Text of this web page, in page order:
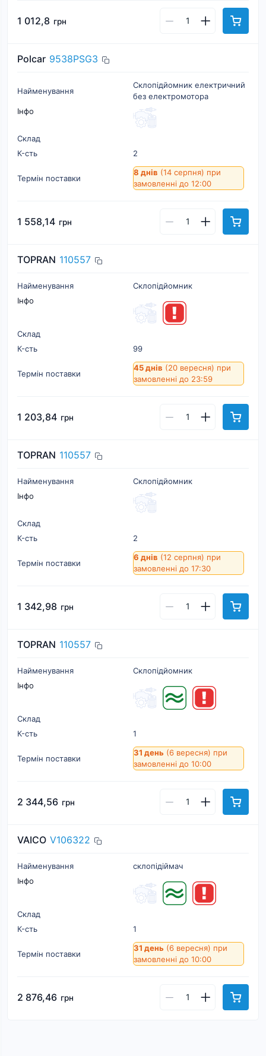
1 012,8 грн
Polcar 9538PSG3
Найменування
Склопідйомник електричний
без електромотора
Інфо
Склад
К-cть
2
Термін поставки
8 днів (14 серпня) при
замовленні до 12:00
1 558,14 грн
TOPRAN 110557
Найменування
Склопідйомник
Інфо
Склад
К-cть
99
Термін поставки
45 днів (20 вересня) при
замовленні до 23:59
1 203,84 грн
TOPRAN 110557
Найменування
Склопідйомник
Інфо
Склад
К-cть
2
Термін поставки
6 днів (12 серпня) при
замовленні до 17:30
1 342,98 грн
TOPRAN 110557
Найменування
Склопідйомник
Інфо
Склад
К-cть
1
Термін поставки
31 день (6 вересня) при
замовленні до 10:00
2 344,56 грн
VAICO V106322
Найменування
склопідіймач
Інфо
Склад
К-cть
1
Термін поставки
31 день (6 вересня) при
замовленні до 10:00
2 876,46 грн